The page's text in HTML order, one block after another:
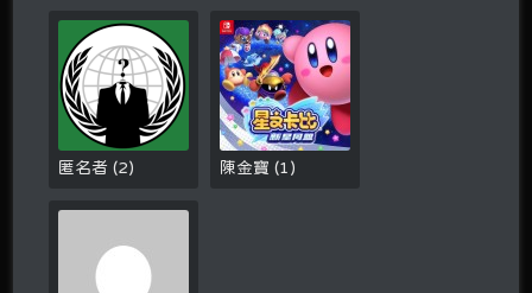
匿名者(2) 陳金寶(1 )